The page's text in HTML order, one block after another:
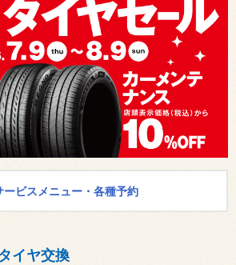
ービスメニュー・各種予約
イヤ交換